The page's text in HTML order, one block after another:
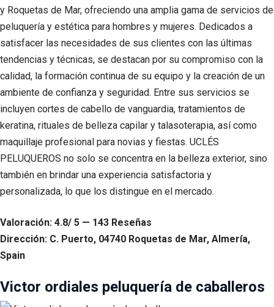
y Roquetas de Mar, ofreciendo una amplia gama de servicios de
peluquería y estética para hombres y mujeres. Dedicados a
satisfacer las necesidades de sus clientes con las últimas
tendencias y técnicas, se destacan por su compromiso con la
calidad, la formación continua de su equipo y la creación de un
ambiente de confianza y seguridad. Entre sus servicios se
incluyen cortes de cabello de vanguardia, tratamientos de
keratina, rituales de belleza capilar y talasoterapia, así como
maquillaje profesional para novias y fiestas. UCLÉS
PELUQUEROS no solo se concentra en la belleza exterior, sino
también en brindar una experiencia satisfactoria y
personalizada, lo que los distingue en el mercado.
Valoración: 4.8/ 5 — 143 Reseñas
Dirección: C. Puerto, 04740 Roquetas de Mar, Almería,
Spain
Victor ordiales peluquería de caballeros